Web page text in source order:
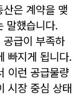
은 계약을 맺
말했습니다.
급이 부족하
빠지게 됩니다.
이런 공급물량
시장 중심 상태